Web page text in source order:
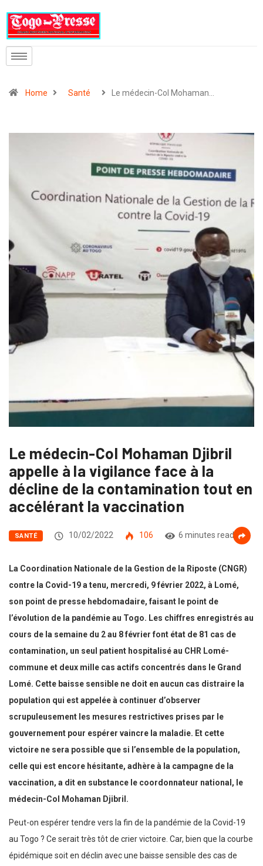
Home Santé Le médecin-Col Mohaman…
Le médecin-Col Mohaman Djibril
appelle à la vigilance face à la
décline de la contamination tout en
accélérant la vaccination
SANTÉ 10/02/2022 106 6 minutes read
La Coordination Nationale de la Gestion de la Riposte (CNGR)
contre la Covid-19 a tenu, mercredi, 9 février 2022, à Lomé,
son point de presse hebdomadaire, faisant le point de
l’évolution de la pandémie au Togo. Les chiffres enregistrés au
cours de la semaine du 2 au 8 février font état de 81 cas de
contamination, un seul patient hospitalisé au CHR Lomé-
commune et deux mille cas actifs concentrés dans le Grand
Lomé. Cette baisse sensible ne doit en aucun cas distraire la
population qui est appelée à continuer d’observer
scrupuleusement les mesures restrictives prises par le
gouvernement pour espérer vaincre la maladie. Et cette
victoire ne sera possible que si l’ensemble de la population,
celle qui est encore hésitante, adhère à la campagne de la
vaccination, a dit en substance le coordonnateur national, le
médecin-Col Mohaman Djibril.
Peut-on espérer tendre vers la fin de la pandémie de la Covid-19
au Togo ? Ce serait très tôt de crier victoire. Car, bien que la courbe
épidémique soit en déclin avec une baisse sensible des cas de